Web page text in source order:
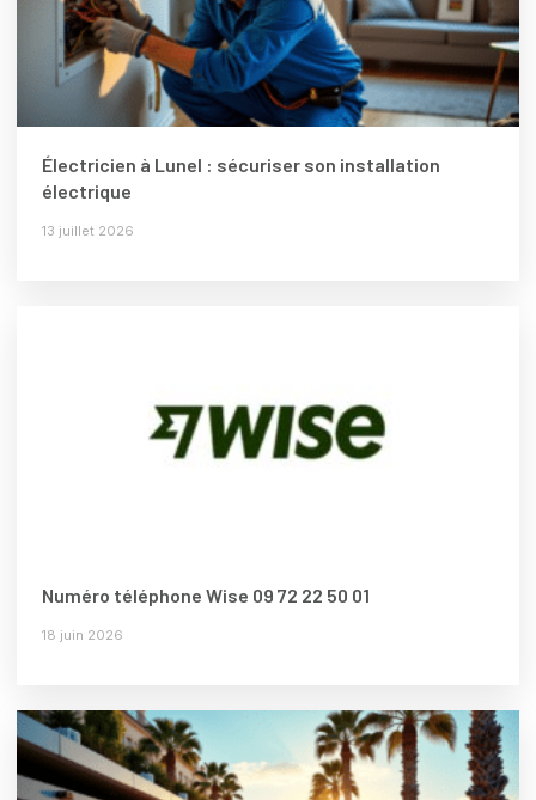
Électricien à Lunel : sécuriser son installation
électrique
13 juillet 2026
Numéro téléphone Wise 09 72 22 50 01
18 juin 2026